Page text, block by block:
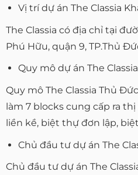
Vị trí dự án The Classia
The Classia có địa chỉ tại
Phú Hữu, quận 9, TP.Thủ
Quy mô dự án The
Quy mô The Classia Thủ
làm 7 blocks cung cấp ra
liền kề, biệt thự đơn lập,
Chủ đầu tư dự án The
Chủ đầu tư dự án The